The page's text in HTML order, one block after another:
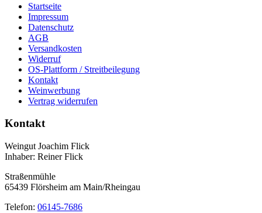
Startseite
Impressum
Datenschutz
AGB
Versandkosten
Widerruf
OS-Plattform / Streitbeilegung
Kontakt
Weinwerbung
Vertrag widerrufen
Kontakt
Weingut Joachim Flick
Inhaber: Reiner Flick
Straßenmühle
65439 Flörsheim am Main/Rheingau
Telefon: 06145-7686